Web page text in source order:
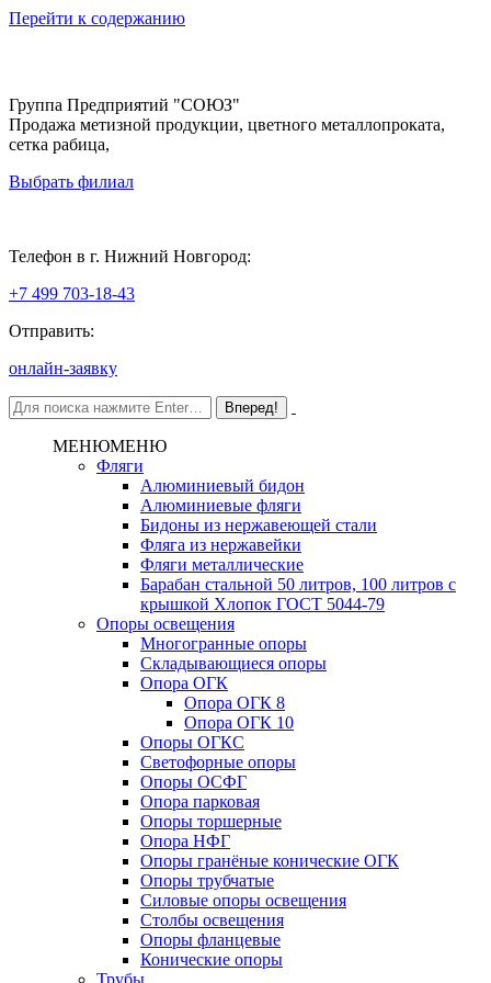
Перейти к содержанию
Группа Предприятий "СОЮЗ"
Продажа метизной продукции, цветного металлопроката,
сетка рабица,
Выбрать филиал
Телефон в г. Нижний Новгород:
+7 499 703-18-43
Отправить:
онлайн-заявку
МЕНЮМЕНЮ
Фляги
Алюминиевый бидон
Алюминиевые фляги
Бидоны из нержавеющей стали
Фляга из нержавейки
Фляги металлические
Барабан стальной 50 литров, 100 литров с
крышкой Хлопок ГОСТ 5044-79
Опоры освещения
Многогранные опоры
Складывающиеся опоры
Опора ОГК
Опора ОГК 8
Опора ОГК 10
Опоры ОГКС
Светофорные опоры
Опоры ОСФГ
Опора парковая
Опоры торшерные
Опора НФГ
Опоры гранёные конические ОГК
Опоры трубчатые
Силовые опоры освещения
Столбы освещения
Опоры фланцевые
Конические опоры
Трубы